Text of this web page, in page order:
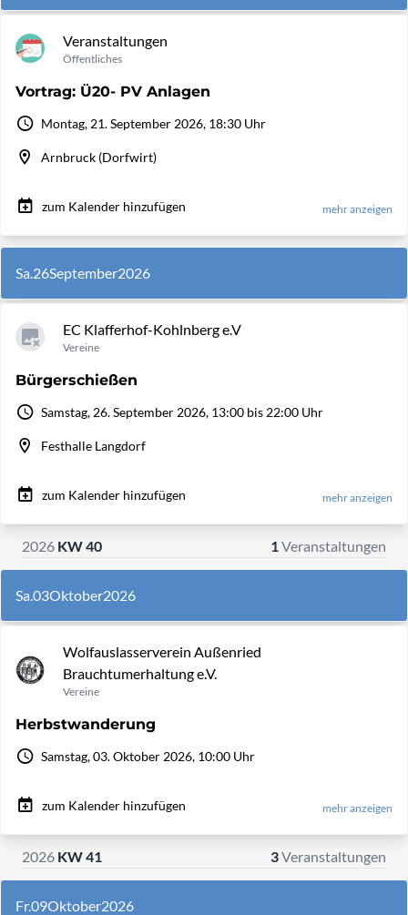
Veranstaltungen
Öffentliches
Vortrag: Ü20- PV Anlagen
Montag, 21. September 2026, 18:30 Uhr
Arnbruck (Dorfwirt)
zum Kalender hinzufügen mehr anzeigen
Sa.26September2026
EC Klafferhof-Kohlnberg e.V
Vereine
Bürgerschießen
Samstag, 26. September 2026, 13:00 bis 22:00 Uhr
Festhalle Langdorf
zum Kalender hinzufügen mehr anzeigen
2026 KW 40 1Veranstaltungen
Sa.03Oktober2026
Wolfauslasserverein Außenried
Brauchtumerhaltung e.V.
Vereine
Herbstwanderung
Samstag, 03. Oktober 2026, 10:00 Uhr
zum Kalender hinzufügen mehr anzeigen
2026 KW 41 3Veranstaltungen
Fr.09Oktober2026